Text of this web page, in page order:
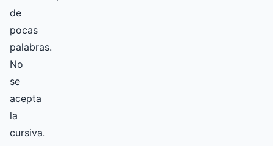
de
pocas
palabras.
No
se
acepta
la
cursiva.